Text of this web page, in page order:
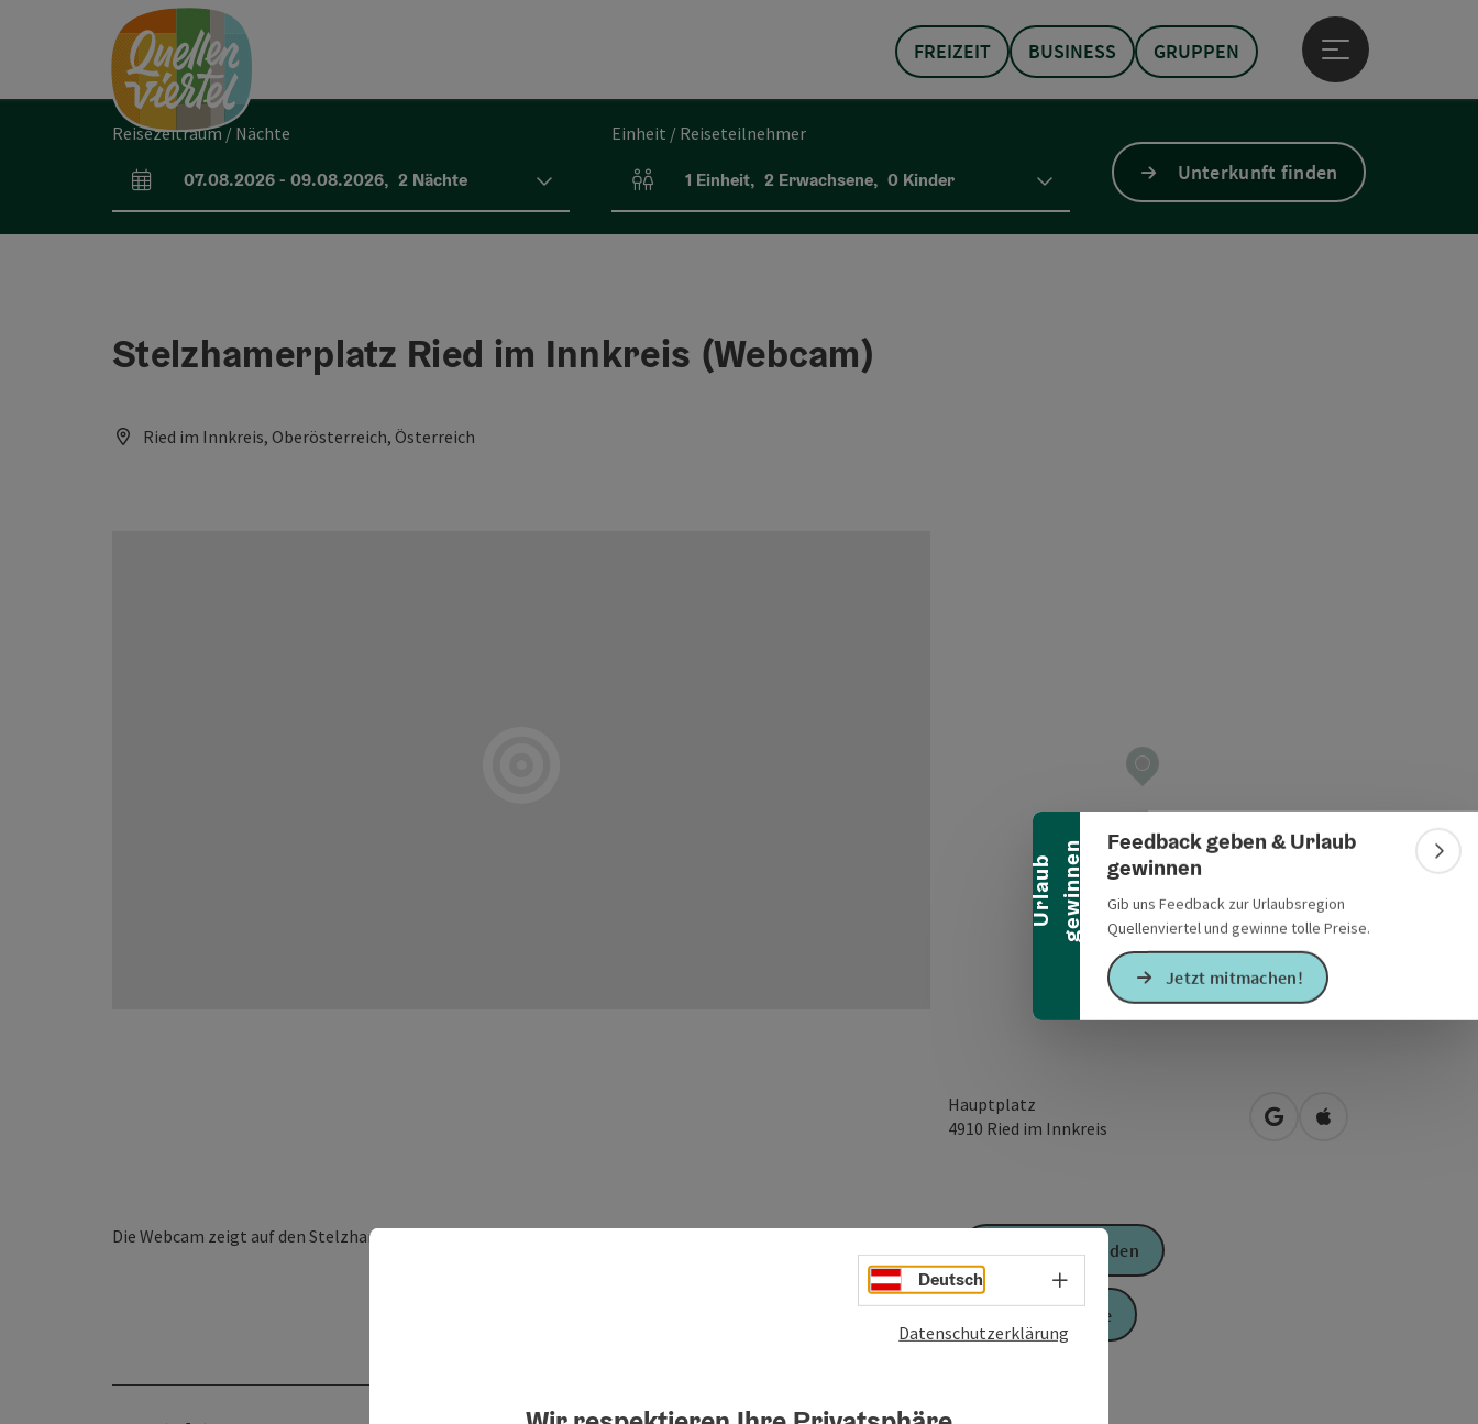
Zum InhaltAccesskey
[0]
Zur NavigationAccesskey
Zum Seitenanfang Accesskey
U
r
l
a
u
b
g
e
w
i
n
n
e n
Banner einklappen
Feedback geben & Urlaub
gewinnen
Gib uns Feedback zur Urlaubsregion
Quellenviertel und gewinne tolle Preise.
Jetzt mitmachen!
FREIZEIT BUSINESS GRUPPEN
Hauptmenü öffnen
Reisezeitraum / Nächte
An- und Abreisefelder
07.08.2026- 09.08.2026, 2 Nächte
Einheit / Reiseteilnehmer
Einheitenanzahl und Personenfelder
1 Einheit, 2 Erwachsene, 0 Kinder Unterkunft finden
Stelzhamerplatz Ried im Innkreis (Webcam)
Ried im Innkreis, Oberösterreich, Österreich
Hauptplatz
4910 Ried im Innkreis in Google Maps öffnen
in Apple Maps
Die Webcam zeigt auf den Stelzhamerplatz in Ried im Innkreis
Anfrage senden
Zur Website
Deutsch Sprachwahl - Menü öffnen
Datenschutzerklärung